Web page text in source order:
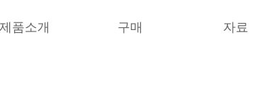
제품소개 구매 자료